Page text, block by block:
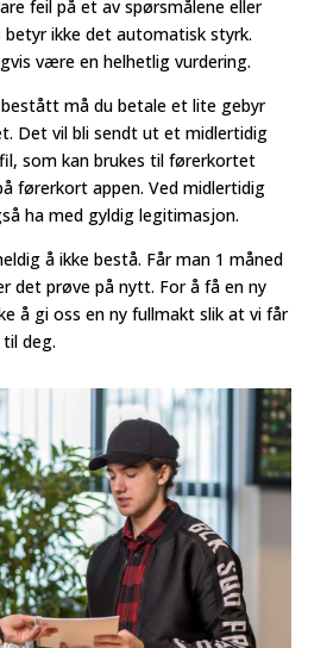
feil på et av spørsmålene eller
betyr ikke det automatisk styrk.
være en helhetlig vurdering.
må du betale et lite gebyr
Det vil bli sendt ut et midlertidig
som kan brukes til førerkortet
førerkort appen. Ved midlertidig
ha med gyldig legitimasjon.
å ikke bestå. Får man 1 måned
det prøve på nytt. For å få en ny
å gi oss en ny fullmakt slik at vi får
deg.